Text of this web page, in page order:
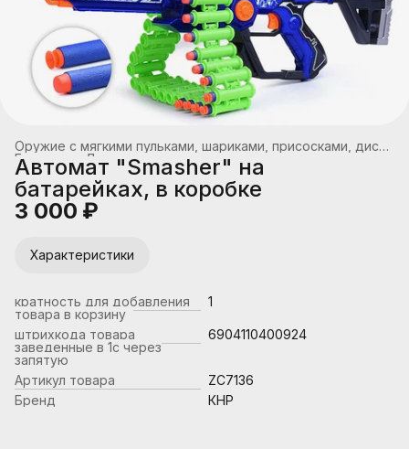
Оружие с мягкими пульками, шариками, присосками, дисками
Детское оружие
Главная
Автомат "Smasher" на
батарейках, в коробке
3 000 ₽
Характеристики
кратность для добавления
товара в корзину
1
штрихкода товара
заведенные в 1с через
запятую
6904110400924
Артикул товара
ZC7136
Бренд
КНР